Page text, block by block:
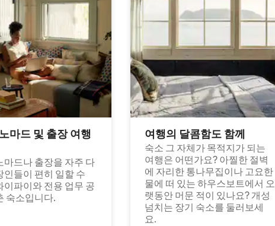
마드 및 출장 여행
마드나 출장을 자주 다
인들이 편히 일할 수
이파이와 전용 업무 공
숙소입니다.
여행의 달콤함도 함께
숙소 그 자체가 목적지가 되는
여행은 어떤가요? 아찔한 절벽
에 자리한 통나무집이나 고요한
물에 떠 있는 하우스보트에서 오
랫동안 머문 적이 있나요? 개성
넘치는 장기 숙소를 둘러보세
요.